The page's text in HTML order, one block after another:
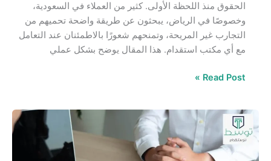
الحقوق منذ اللحظة الأولى. كثير من العملاء في السعودية،
وخصوصًا في الرياض، يبحثون عن طريقة واضحة تحميهم من
التجارب غير المريحة، وتمنحهم شعورًا بالاطمئنان عند التعامل
مع أي مكتب استقدام. هذا المقال يوضح بشكل عملي
Read Post »
حقوق
وواجبات
مكتب